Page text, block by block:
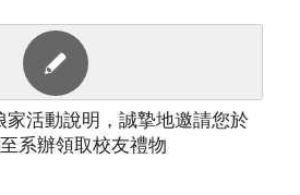
家活動說明，誠摯地邀請您於
系辦領取校友禮物